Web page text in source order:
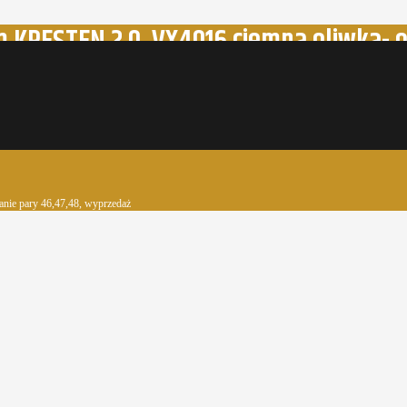
2.0, VX4016 ciemna
pary 46,47,48, wyprzedaż